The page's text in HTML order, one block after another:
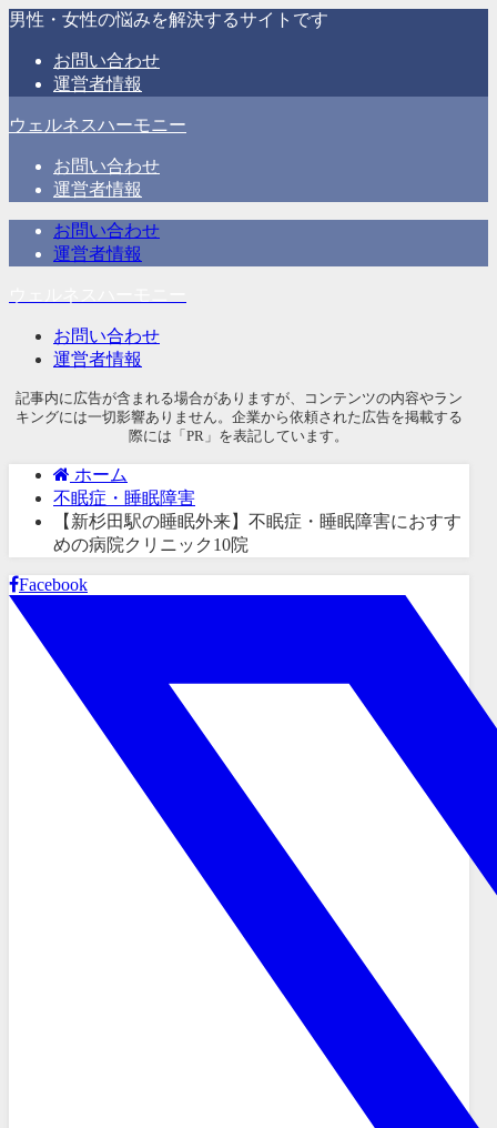
男性・女性の悩みを解決するサイトです
お問い合わせ
運営者情報
ウェルネスハーモニー
お問い合わせ
運営者情報
お問い合わせ
運営者情報
お問い合わせ
運営者情報
記事内に広告が含まれる場合がありますが、コンテンツの内容やラン
キングには一切影響ありません。企業から依頼された広告を掲載する
際には「PR」を表記しています。
ホーム
不眠症・睡眠障害
【新杉田駅の睡眠外来】不眠症・睡眠障害におすす
めの病院クリニック10院
Facebook